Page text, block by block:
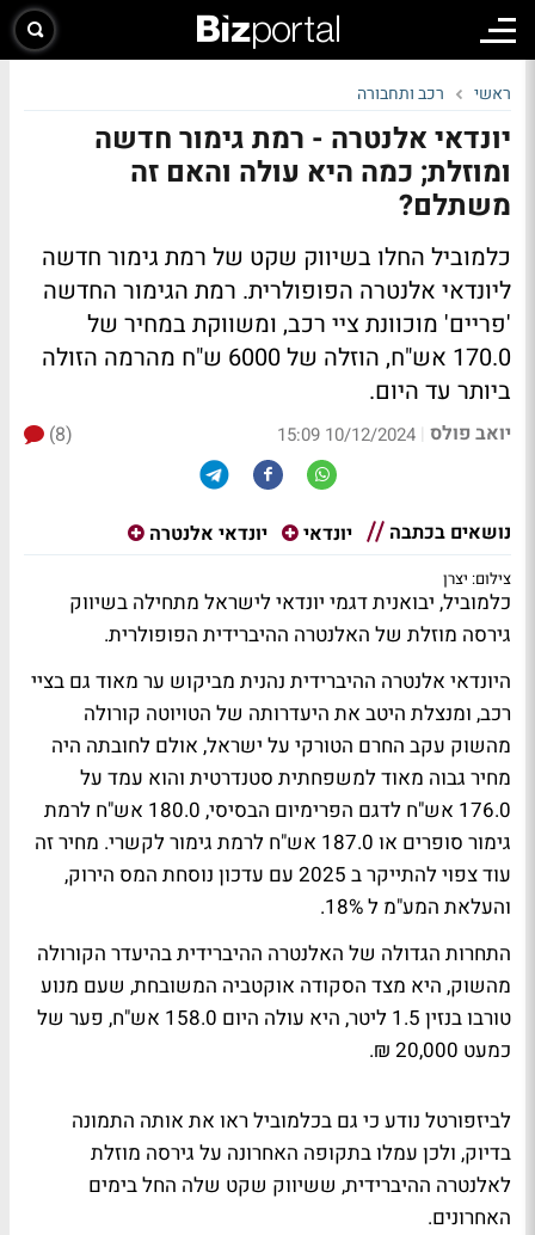
ראשי רכב ותחבורה
יונדאי אלנטרה - רמת גימור חדשה
ומוזלת; כמה היא עולה והאם זה
משתלם?
כלמוביל החלו בשיווק שקט של רמת גימור חדשה
ליונדאי אלנטרה הפופולרית. רמת הגימור החדשה
'פריים' מוכוונת ציי רכב, ומשווקת במחיר של
170.0 אש"ח, הוזלה של 6000 ש"ח מהרמה הזולה
ביותר עד היום.
יואב פולס |
10/12/2024 15:09
(8)
נושאים בכתבה יונדאי יונדאי אלנטרה
צילום: יצרן
כלמוביל, יבואנית דגמי יונדאי לישראל מתחילה בשיווק
גירסה מוזלת של האלנטרה ההיברידית הפופולרית.
היונדאי אלנטרה ההיברידית נהנית מביקוש ער מאוד גם בציי
רכב, ומנצלת היטב את היעדרותה של הטויוטה קורולה
מהשוק עקב החרם הטורקי על ישראל, אולם לחובתה היה
מחיר גבוה מאוד למשפחתית סטנדרטית והוא עמד על
176.0 אש"ח לדגם הפרימיום הבסיסי, 180.0 אש"ח לרמת
גימור סופרים או 187.0 אש"ח לרמת גימור לקשרי. מחיר זה
עוד צפוי להתייקר ב 2025 עם עדכון נוסחת המס הירוק,
והעלאת המע"מ ל 18%.
התחרות הגדולה של האלנטרה ההיברידית בהיעדר הקורולה
מהשוק, היא מצד הסקודה אוקטביה המשובחת, שעם מנוע
טורבו בנזין 1.5 ליטר, היא עולה היום 158.0 אש"ח, פער של
כמעט 20,000 ₪.
לביזפורטל נודע כי גם בכלמוביל ראו את אותה התמונה
בדיוק, ולכן עמלו בתקופה האחרונה על גירסה מוזלת
לאלנטרה ההיברידית, ששיווק שקט שלה החל בימים
האחרונים.